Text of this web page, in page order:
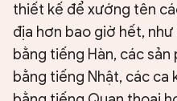
thiết kế để xướng tên
địa hơn bao giờ hết,
bằng tiếng Hàn, các
bằng tiếng Nhật, các ca